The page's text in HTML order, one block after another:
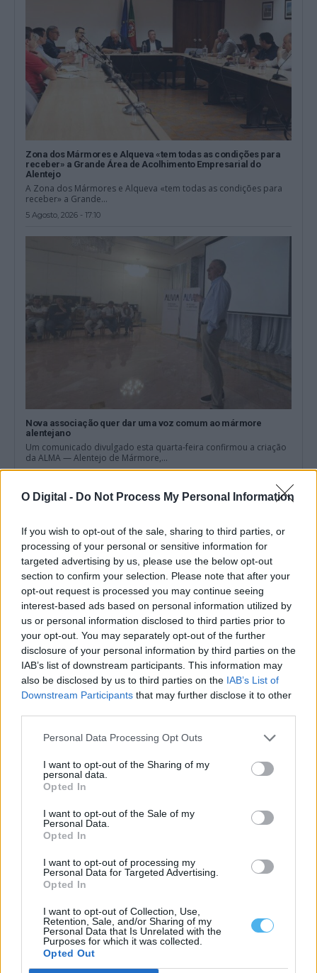
O Digital - Do Not Process My Personal Information
If you wish to opt-out of the sale, sharing to third parties, or
processing of your personal or sensitive information for
targeted advertising by us, please use the below opt-out
section to confirm your selection. Please note that after your
opt-out request is processed you may continue seeing
interest-based ads based on personal information utilized by
us or personal information disclosed to third parties prior to
your opt-out. You may separately opt-out of the further
disclosure of your personal information by third parties on the
IAB’s list of downstream participants. This information may
also be disclosed by us to third parties on the IAB’s List of
Downstream Participants that may further disclose it to other
Personal Data Processing Opt Outs
I want to opt-out of the Sharing of my
personal data.
Opted In
I want to opt-out of the Sale of my
Personal Data.
Opted In
I want to opt-out of processing my
Personal Data for Targeted Advertising.
Opted In
I want to opt-out of Collection, Use,
Retention, Sale, and/or Sharing of my
Personal Data that Is Unrelated with the
Purposes for which it was collected.
Opted Out
Zona dos Mármores e Alqueva «tem todas as condições para
receber» a Grande Área de Acolhimento Empresarial do
Alentejo
A Zona dos Mármores e Alqueva «tem todas as condições para
receber» a Grande...
5 Agosto, 2026 - 17:10
Nova associação quer dar uma voz comum ao mármore
alentejano
Um comunicado divulgado esta quarta-feira confirmou a criação
da ALMA — Alentejo de Mármore,...
5 Agosto, 2026 - 12:04
Municípios dos Mármores e Alqueva querem acolher grande
área empresarial do Interior alentejano
acolher a grande área...
5 Agosto, 2026 - 11:57
Alentejo 2030 disponibiliza 5,3M€ para recuperação de
património histórico
O programa Alentejo 2030 tem abertas candidaturas para apoiar